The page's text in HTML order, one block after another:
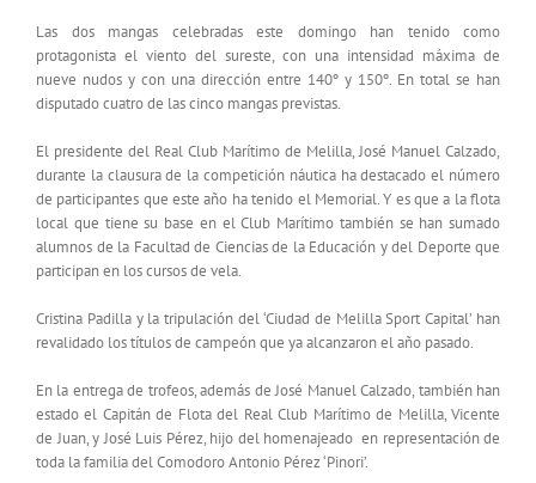
Las dos mangas celebradas este domingo han tenido como
protagonista el viento del sureste, con una intensidad máxima de
nueve nudos y con una dirección entre 140º y 150º. En total se han
disputado cuatro de las cinco mangas previstas.
El presidente del Real Club Marítimo de Melilla, José Manuel Calzado,
durante la clausura de la competición náutica ha destacado el número
de participantes que este año ha tenido el Memorial. Y es que a la flota
local que tiene su base en el Club Marítimo también se han sumado
alumnos de la Facultad de Ciencias de la Educación y del Deporte que
participan en los cursos de vela.
Cristina Padilla y la tripulación del ‘Ciudad de Melilla Sport Capital’ han
revalidado los títulos de campeón que ya alcanzaron el año pasado.
En la entrega de trofeos, además de José Manuel Calzado, también han
estado el Capitán de Flota del Real Club Marítimo de Melilla, Vicente
de Juan, y José Luis Pérez, hijo del homenajeado en representación de
toda la familia del Comodoro Antonio Pérez ‘Pinori’.